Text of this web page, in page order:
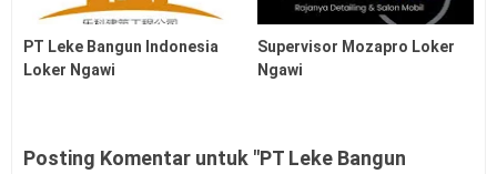
PT Leke Bangun Indonesia
Loker Ngawi
Supervisor Mozapro Loker
Ngawi
Posting Komentar untuk "PT Leke Bangun